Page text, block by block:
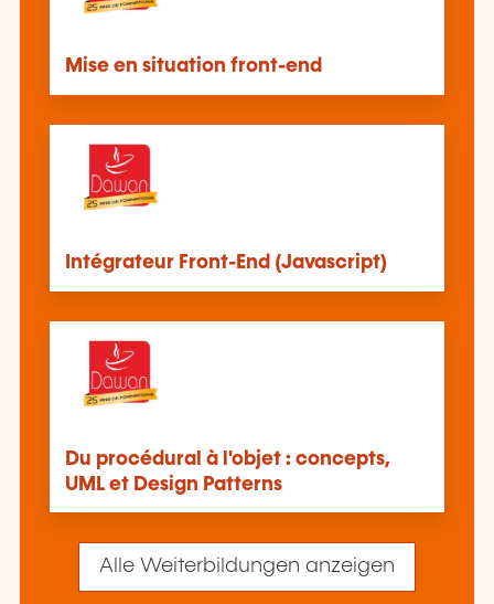
Mise en situation front-end
Intégrateur Front-End (Javascript)
Du procédural à l'objet : concepts,
UML et Design Patterns
Alle Weiterbildungen anzeigen